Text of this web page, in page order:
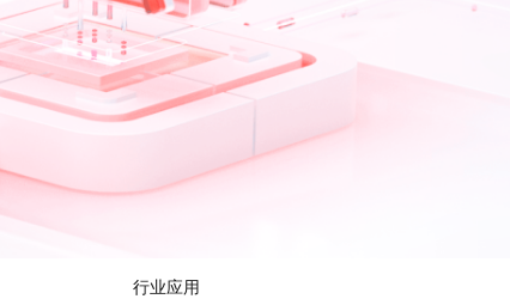
行业应用